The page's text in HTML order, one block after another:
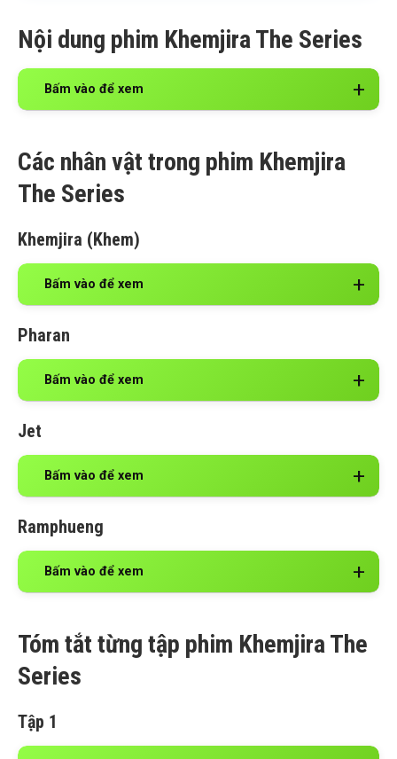
Nội dung phim Khemjira The Series
Bấm vào để xem
Các nhân vật trong phim Khemjira
The Series
Khemjira (Khem)
Bấm vào để xem
Pharan
Bấm vào để xem
Jet
Bấm vào để xem
Ramphueng
Bấm vào để xem
Tóm tắt từng tập phim Khemjira The
Series
Tập 1